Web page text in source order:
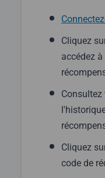
Cliquez
accédez
Consultez
Cliquez
code de